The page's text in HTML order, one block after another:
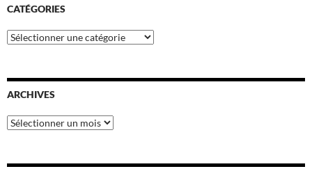
CATÉGORIES
Catégories
ARCHIVES
Archives